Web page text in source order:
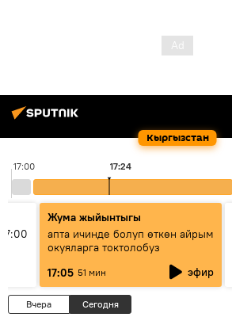
Кыргызстан
17:00 17:24
Жума жыйынтыгы
апта ичинде болуп өткөн айрым
окуяларга токтолобуз
17:05 51 мин эфир
Вчера Сегодня